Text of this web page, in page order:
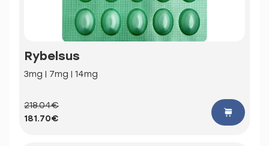
Rybelsus
3mg | 7mg | 14mg
218.04€
181.70€